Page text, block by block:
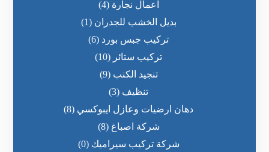
اعمال نجارة (4)
بديل الخشب للجدران (1)
تركيب جبس بورد (6)
تركيب ستائر (10)
تنجيد الكنب (9)
تنظيف (3)
دهان ارضيات وعازل ايبوكسي (8)
شركة اصباغ (8)
شركة تركيب سيراميك (0)